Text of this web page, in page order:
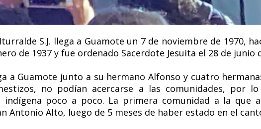
S.J. llega a Guamote un 7 de noviembre de 1970,
de 1937 y fue ordenado Sacerdote Jesuita el 28 de junio
a Guamote junto a su hermano Alfonso y cuatro
no podían acercarse a las comunidades, por
indígena poco a poco. La primera comunidad a la que
Antonio Alto, luego de 5 meses de haber estado en el